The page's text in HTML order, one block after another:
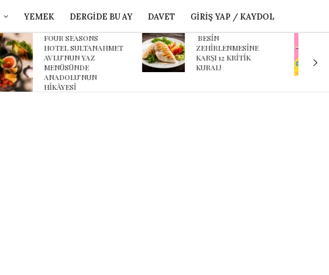
YEMEK DERGIDE BU AY DAVET GIRIŞ YAP / KAYDOL
BESİN
ZEHİRLENMESİNE
KARŞI 12 KRİTİK
KURAL!
Karnaval’dan geçmişe
davet eden yeni
podcast serisi: Ayşegül
Aldinç ile O Zaman